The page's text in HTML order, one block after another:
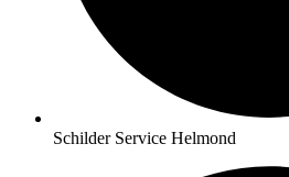
Schilder Service Helmond